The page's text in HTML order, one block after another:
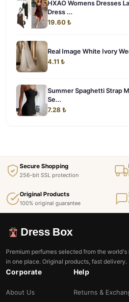
HXAO Womens Dresses
Dress ...
19.60 ₺
Real Image White Ivory
4.11 ₺
Summer Spaghetti Strap
Se...
7.28 ₺
Secure Shopping
256-bit SSL protection
Original Products
100% original guarantee
Dress Box
Premium perfumes selected from the
in one place. Original products, fast delivery.
Corporate
About Us
Help
Returns &